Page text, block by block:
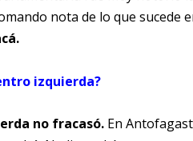
nota de lo que sucede
izquierda?
no fracasó. En